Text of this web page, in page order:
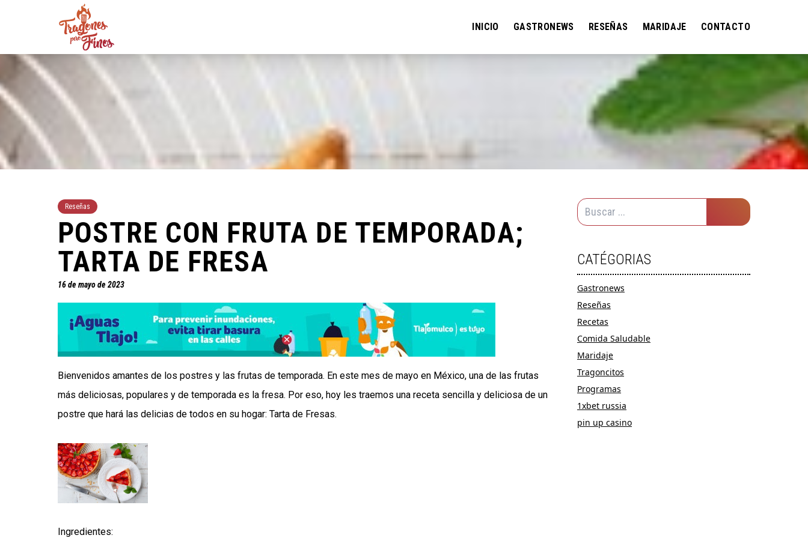
INICIO GASTRONEWS RESEÑAS MARIDAJE CONTACTO
Reseñas
POSTRE CON FRUTA DE TEMPORADA;
TARTA DE FRESA
16 de mayo de 2023
Bienvenidos amantes de los postres y las frutas de temporada. En este mes de mayo en México, una de las frutas
más deliciosas, populares y de temporada es la fresa. Por eso, hoy les traemos una receta sencilla y deliciosa de un
postre que hará las delicias de todos en su hogar: Tarta de Fresas.
Ingredientes:
CATÉGORIAS
Gastronews
Reseñas
Recetas
Comida Saludable
Maridaje
Tragoncitos
Programas
1xbet russia
pin up casino